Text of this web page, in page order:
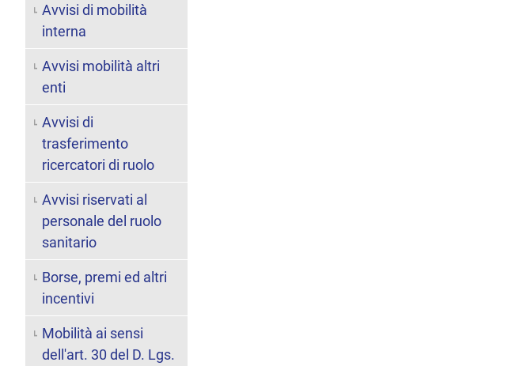
Avvisi di mobilità
interna
Avvisi mobilità altri
enti
Avvisi di
trasferimento
ricercatori di ruolo
Avvisi riservati al
personale del ruolo
sanitario
Borse, premi ed altri
incentivi
Mobilità ai sensi
dell'art. 30 del D. Lgs.